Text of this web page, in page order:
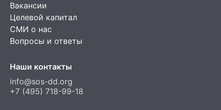
Вакансии
Целевой капитал
СМИ о нас
Вопросы и ответы
Наши контакты
info@sos-dd.org
+7 (495) 718-99-18